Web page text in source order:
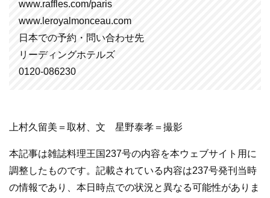
www.raffles.com/paris
www.leroyalmonceau.com
日本での予約・問い合わせ先
リーディングホテルズ
0120-086230
上村久留美＝取材、文 星野泰孝＝撮影
本記事は雑誌料理王国237号の内容を本ウェブサイト用に
調整したものです。記載されている内容は237号発刊当時
の情報であり、本日時点での状況と異なる可能性がありま